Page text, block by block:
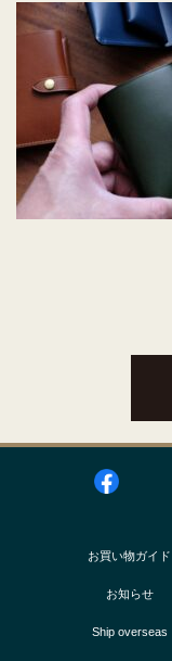
お買い物ガイド
お知らせ
Ship overseas